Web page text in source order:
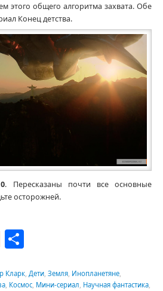
этого общего алгоритма захвата. Обе
Конец детства.
. Пересказаны почти все основные
осторожней.
Odnoklassniki
Отправить
Кларк, Дети, Земля, Инопланетяне,
, Космос, Мини-сериал, Научная фантастика,